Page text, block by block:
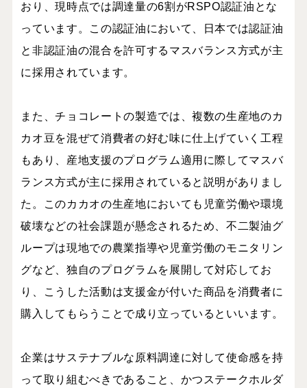
おり、現時点では調達量の6割がRSPO認証油とな
っています。この認証油において、日本では認証油
と非認証油の混合を許可するマスバランス方式が主
に採用されています。
また、チョコレートの製造では、複数の生産地のカ
カオ豆を混ぜて消費者の好む味に仕上げていく工程
もあり、産地支援のプログラム適用に際してマスバ
ランス方式が主に採用されていると説明がありまし
た。このカカオの生産地においても児童労働や環境
破壊などの社会課題が懸念されるため、不二製油グ
ループは現地での農業指導や児童労働のモニタリン
グなど、独自のプログラムを展開して対応してお
り、こうした活動は支援金が付いた商品を消費者に
購入してもらうことで成り立っているといいます。
企業はサステナブルな原料調達に対して使命感を持
って取り組むべきであること、かつステークホルダ